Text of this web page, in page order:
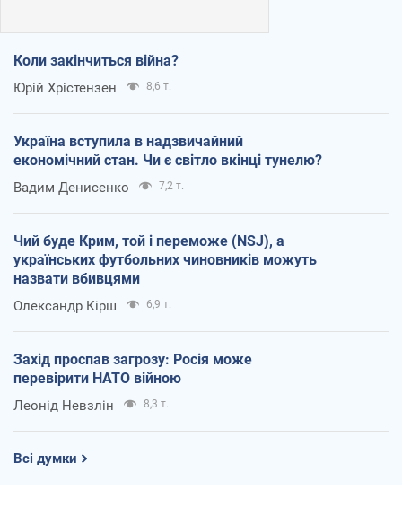
Коли закінчиться війна?
Юрій Хрістензен 8,6 т.
Україна вступила в надзвичайний
економічний стан. Чи є світло вкінці тунелю?
Вадим Денисенко 7,2 т.
Чий буде Крим, той і переможе (NSJ), а
українських футбольних чиновників можуть
назвати вбивцями
Олександр Кірш 6,9 т.
Захід проспав загрозу: Росія може
перевірити НАТО війною
Леонід Невзлін 8,3 т.
Всі думки